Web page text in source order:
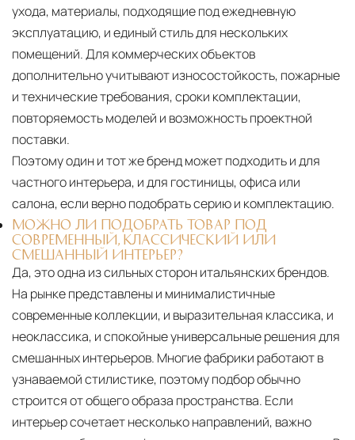
ухода, материалы, подходящие под ежедневную
эксплуатацию, и единый стиль для нескольких
помещений. Для коммерческих объектов
дополнительно учитывают износостойкость, пожарные
и технические требования, сроки комплектации,
повторяемость моделей и возможность проектной
поставки.
Поэтому один и тот же бренд может подходить и для
частного интерьера, и для гостиницы, офиса или
салона, если верно подобрать серию и комплектацию.
МОЖНО ЛИ ПОДОБРАТЬ ТОВАР ПОД
СОВРЕМЕННЫЙ, КЛАССИЧЕСКИЙ ИЛИ
СМЕШАННЫЙ ИНТЕРЬЕР?
Да, это одна из сильных сторон итальянских брендов.
На рынке представлены и минималистичные
современные коллекции, и выразительная классика, и
неоклассика, и спокойные универсальные решения для
смешанных интерьеров. Многие фабрики работают в
узнаваемой стилистике, поэтому подбор обычно
строится от общего образа пространства. Если
интерьер сочетает несколько направлений, важно